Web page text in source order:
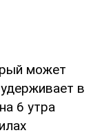
может
в
6 утра